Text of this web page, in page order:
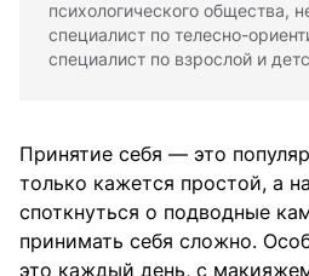
психологического общества,
специалист по телесно-
специалист по взрослой и
Принятие себя — это
только кажется простой, а
споткнуться о подводные
принимать себя сложно.
это каждый день, с